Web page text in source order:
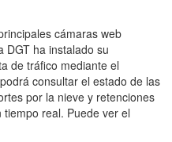
cámaras web
DGT ha instalado su
de tráfico mediante el
consultar el estado de las
por la nieve y retenciones
real. Puede ver el